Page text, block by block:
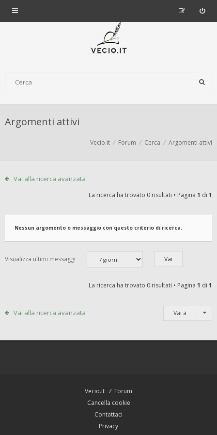
Argomenti attivi
Vecio.it Forum Cerca Argomenti attivi
Vai alla ricerca avanzata
La ricerca ha trovato 0 risultati • Pagina 1 di 1
Nessun argomento o messaggio con questo criterio di ricerca.
Visualizza ultimi messaggi
La ricerca ha trovato 0 risultati • Pagina 1 di 1
Vai alla ricerca avanzata Vai a
Vecio.it
Forum
Cancella cookie
Contattaci
Privacy